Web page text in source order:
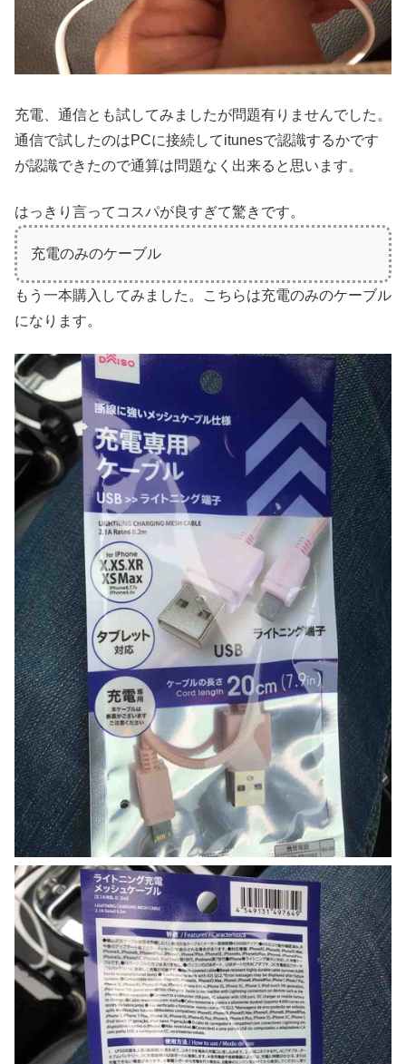
充電、通信とも試してみましたが問題有りませんでした。
通信で試したのはPCに接続してitunesで認識するかです
が認識できたので通算は問題なく出来ると思います。
はっきり言ってコスパが良すぎて驚きです。
充電のみのケーブル
もう一本購入してみました。こちらは充電のみのケーブル
になります。